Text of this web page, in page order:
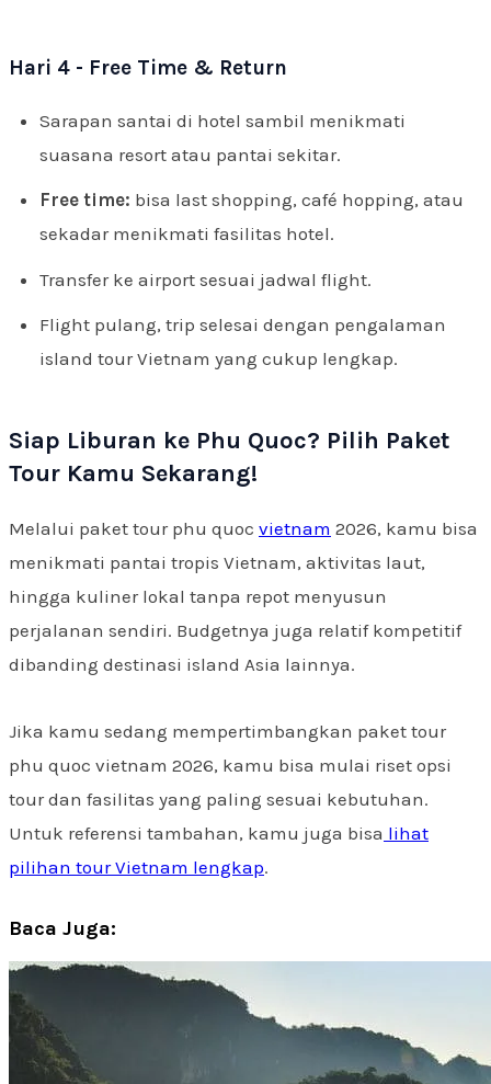
Hari 4 - Free Time & Return
Sarapan santai di hotel sambil menikmati
suasana resort atau pantai sekitar.
Free time: bisa last shopping, café hopping, atau
sekadar menikmati fasilitas hotel.
Transfer ke airport sesuai jadwal flight.
Flight pulang, trip selesai dengan pengalaman
island tour Vietnam yang cukup lengkap.
Siap Liburan ke Phu Quoc? Pilih Paket
Tour Kamu Sekarang!
Melalui paket tour phu quoc vietnam 2026, kamu bisa
menikmati pantai tropis Vietnam, aktivitas laut,
hingga kuliner lokal tanpa repot menyusun
perjalanan sendiri. Budgetnya juga relatif kompetitif
dibanding destinasi island Asia lainnya.
Jika kamu sedang mempertimbangkan paket tour
phu quoc vietnam 2026, kamu bisa mulai riset opsi
tour dan fasilitas yang paling sesuai kebutuhan.
Untuk referensi tambahan, kamu juga bisa lihat
pilihan tour Vietnam lengkap.
Baca Juga: